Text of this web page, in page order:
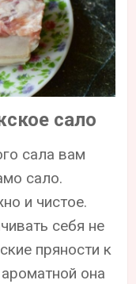
сало
сала вам
сало.
и чистое.
себя не
пряности к
она